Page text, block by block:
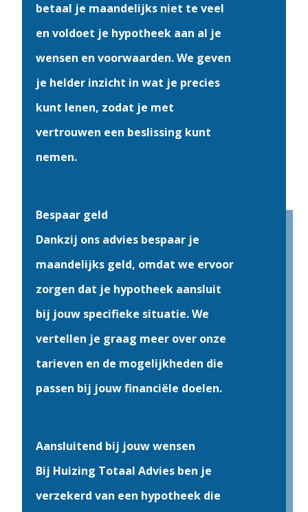
betaal je maandelijks niet te veel
en voldoet je hypotheek aan al je
wensen en voorwaarden. We geven
je helder inzicht in wat je precies
kunt lenen, zodat je met
vertrouwen een beslissing kunt
nemen.
Bespaar geld
Dankzij ons advies bespaar je
maandelijks geld, omdat we ervoor
zorgen dat je hypotheek aansluit
bij jouw specifieke situatie. We
vertellen je graag meer over onze
tarieven en de mogelijkheden die
passen bij jouw financiële doelen.
Aansluitend bij jouw wensen
Bij Huizing Totaal Advies ben je
verzekerd van een hypotheek die